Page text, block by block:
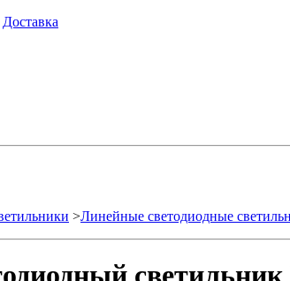
Доставка
>Линейные светодиодные